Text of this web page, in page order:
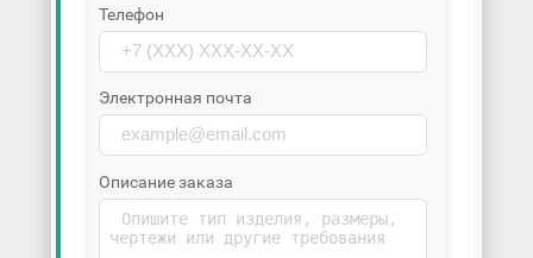
Телефон
Электронная почта
Описание заказа